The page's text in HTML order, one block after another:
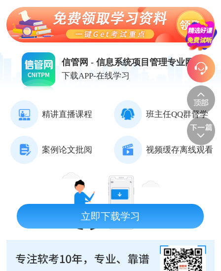
信管网 - 信息系统项目管理专业网站
下载APP-在线学习
精讲直播课程 班主任QQ群督学
案例论文批阅 视频缓存离线观看
立即下载学习